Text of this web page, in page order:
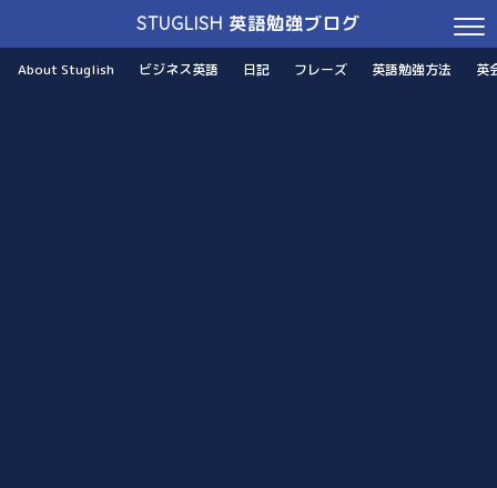
STUGLISH 英語勉強ブログ
About Stuglish ビジネス英語 日記 フレーズ 英語勉強方法 英